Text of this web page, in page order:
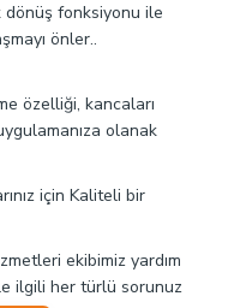
dönüş fonksiyonu ile
önler..
özelliği, kancaları
olanak
için Kaliteli bir
ekibimiz yardım
ilgili her türlü sorunuz